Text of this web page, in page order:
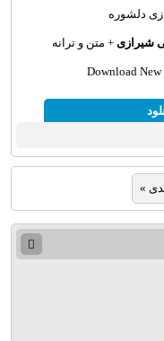
دلشوره
شیرازی + متن و ترانه
Download
»